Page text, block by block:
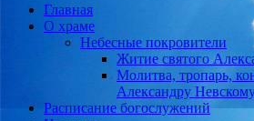
Главная
О храме
Небесные покровители
Житие святого
Молитва, тропарь,
Александру
Расписание богослужений